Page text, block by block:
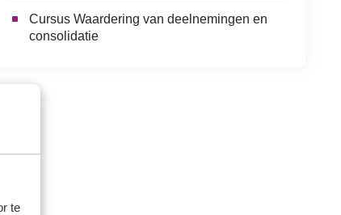
te
Cursus Waardering van deelnemingen en
consolidatie